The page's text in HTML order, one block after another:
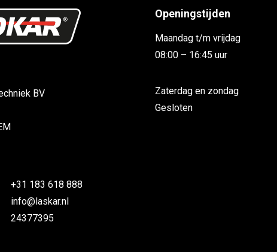
BV
+31 183 618 888
info@laskar.nl
24377395
Openingstijden
Maandag t/m vrijdag
08:00 – 16:45 uur
Zaterdag en zondag
Gesloten